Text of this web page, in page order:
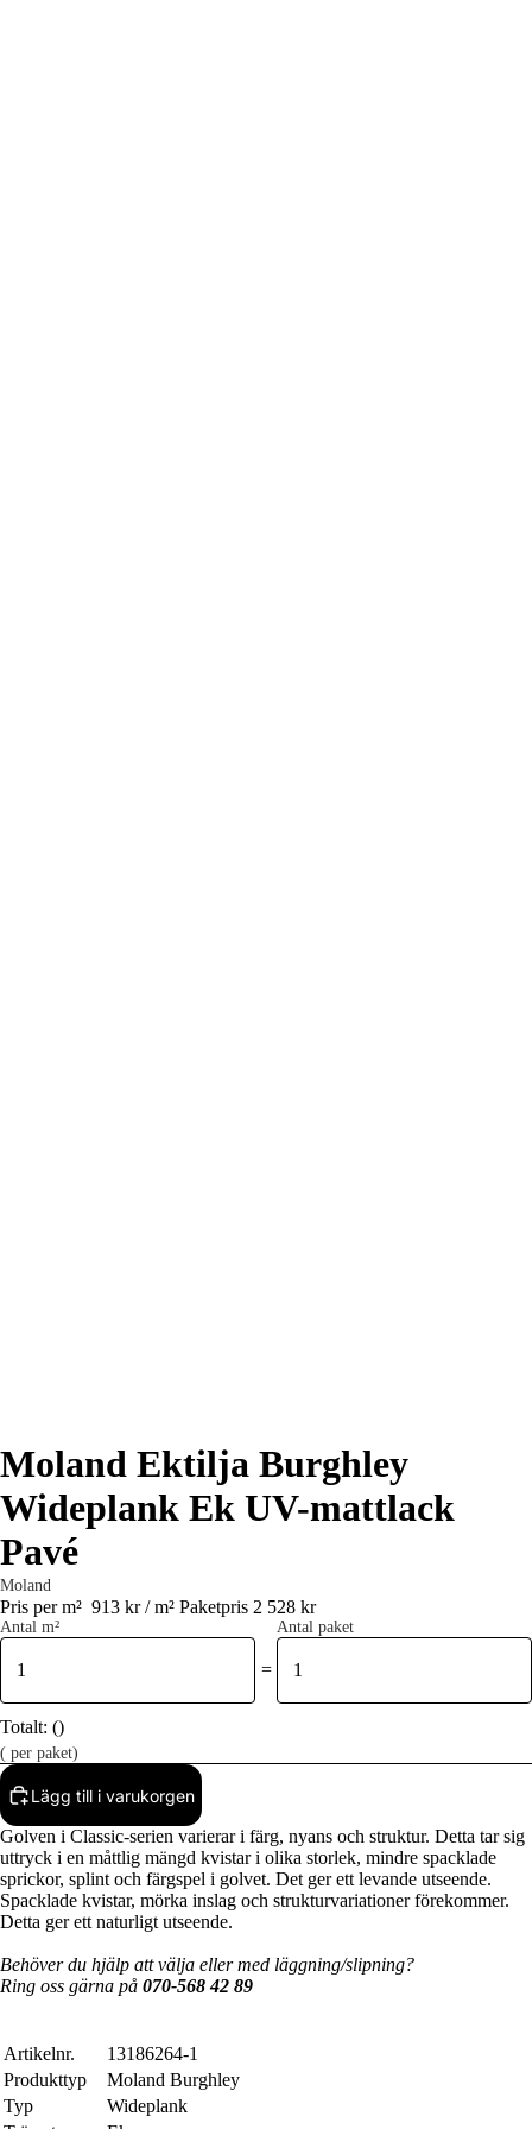
Moland Ektilja Burghley
Wideplank Ek UV-mattlack
Pavé
Moland
Pris per m² 913 kr / m² Paketpris 2 528 kr
Antal m²
=
Antal paket
Totalt: ()
( per paket)
Lägg till i varukorgen
Golven i Classic-serien varierar i färg, nyans och struktur. Detta tar sig
uttryck i en måttlig mängd kvistar i olika storlek, mindre spacklade
sprickor, splint och färgspel i golvet. Det ger ett levande utseende.
Spacklade kvistar, mörka inslag och strukturvariationer förekommer.
Detta ger ett naturligt utseende.
Behöver du hjälp att välja eller med läggning/slipning?
Ring oss gärna på 070-568 42 89
Artikelnr.
13186264-1
Produkttyp
Moland Burghley
Typ
Wideplank